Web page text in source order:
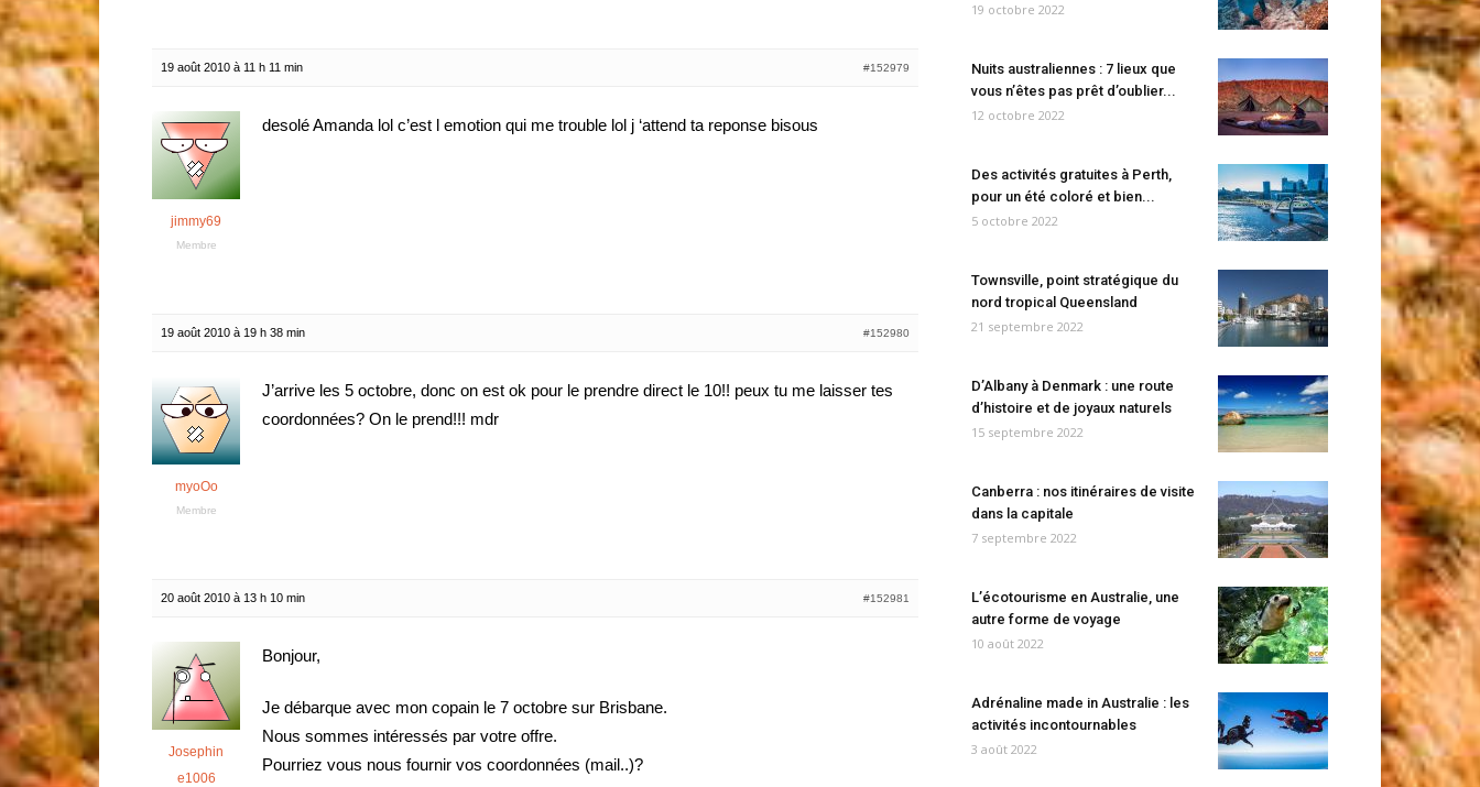
19 août 2010 à 11 h 11 min #152979
jimmy69
Membre
desolé Amanda lol c’est l emotion qui me trouble lol j ‘attend ta reponse bisous
19 août 2010 à 19 h 38 min #152980
myoOo
Membre
J’arrive les 5 octobre, donc on est ok pour le prendre direct le 10!! peux tu me laisser tes
coordonnées? On le prend!!! mdr
20 août 2010 à 13 h 10 min #152981
Josephin
e1006
Bonjour,
Je débarque avec mon copain le 7 octobre sur Brisbane.
Nous sommes intéressés par votre offre.
Pourriez vous nous fournir vos coordonnées (mail..)?
19 octobre 2022
Nuits australiennes : 7 lieux que
vous n’êtes pas prêt d’oublier...
12 octobre 2022
Des activités gratuites à Perth,
pour un été coloré et bien...
5 octobre 2022
Townsville, point stratégique du
nord tropical Queensland
21 septembre 2022
D’Albany à Denmark : une route
d’histoire et de joyaux naturels
15 septembre 2022
Canberra : nos itinéraires de visite
dans la capitale
7 septembre 2022
L’écotourisme en Australie, une
autre forme de voyage
10 août 2022
Adrénaline made in Australie : les
activités incontournables
3 août 2022